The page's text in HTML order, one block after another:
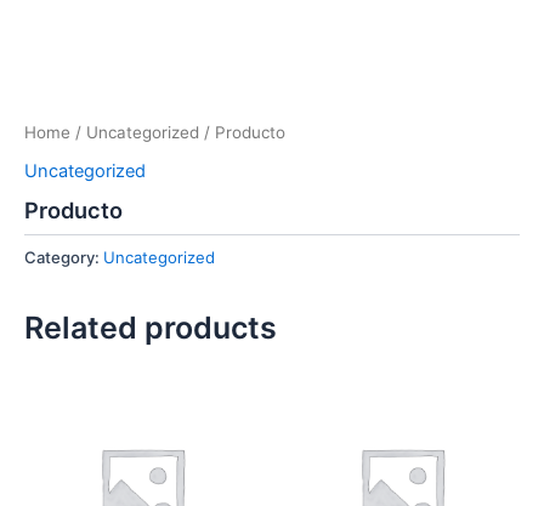
Home / Uncategorized / Producto
Uncategorized
Producto
Category: Uncategorized
Related products